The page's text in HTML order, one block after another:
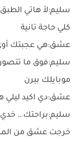
سليم:لأ هاتي الطبق
كلي حاجة تانية
عشق:هي عجبتك
سليم:فوق ما
موبايلك بيرن
عشق:دي اكيد ليلي
سليم:براحتك… خدي
خرجت عشق من